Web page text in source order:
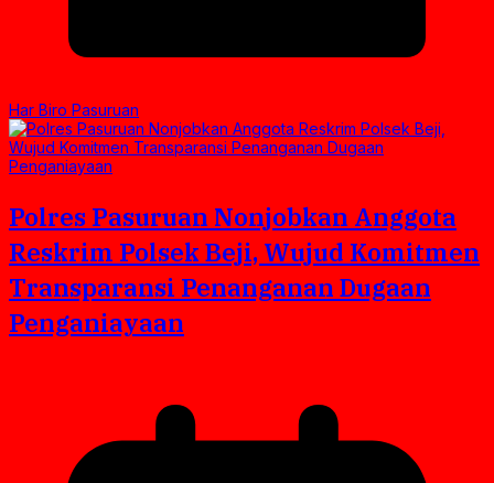
Har Biro Pasuruan
Polres Pasuruan Nonjobkan Anggota
Reskrim Polsek Beji, Wujud Komitmen
Transparansi Penanganan Dugaan
Penganiayaan